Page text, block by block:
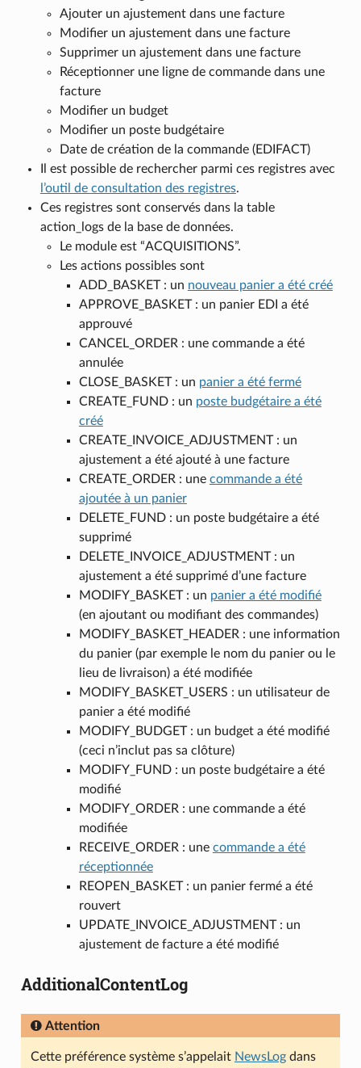
Ajouter un ajustement dans une facture
Modifier un ajustement dans une facture
Supprimer un ajustement dans une facture
Réceptionner une ligne de commande dans une
facture
Modifier un budget
Modifier un poste budgétaire
Date de création de la commande (EDIFACT)
Il est possible de rechercher parmi ces registres avec
l’outil de consultation des registres.
Ces registres sont conservés dans la table
action_logs de la base de données.
Le module est “ACQUISITIONS”.
Les actions possibles sont
ADD_BASKET : un nouveau panier a été créé
APPROVE_BASKET : un panier EDI a été
approuvé
CANCEL_ORDER : une commande a été
annulée
CLOSE_BASKET : un panier a été fermé
CREATE_FUND : un poste budgétaire a été
créé
CREATE_INVOICE_ADJUSTMENT : un
ajustement a été ajouté à une facture
CREATE_ORDER : une commande a été
ajoutée à un panier
DELETE_FUND : un poste budgétaire a été
supprimé
DELETE_INVOICE_ADJUSTMENT : un
ajustement a été supprimé d’une facture
MODIFY_BASKET : un panier a été modifié
(en ajoutant ou modifiant des commandes)
MODIFY_BASKET_HEADER : une information
du panier (par exemple le nom du panier ou le
lieu de livraison) a été modifiée
MODIFY_BASKET_USERS : un utilisateur de
panier a été modifié
MODIFY_BUDGET : un budget a été modifié
(ceci n’inclut pas sa clôture)
MODIFY_FUND : un poste budgétaire a été
modifié
MODIFY_ORDER : une commande a été
modifiée
RECEIVE_ORDER : une commande a été
réceptionnée
REOPEN_BASKET : un panier fermé a été
rouvert
UPDATE_INVOICE_ADJUSTMENT : un
ajustement de facture a été modifié
AdditionalContentLog
Attention
Cette préférence système s’appelait NewsLogdans